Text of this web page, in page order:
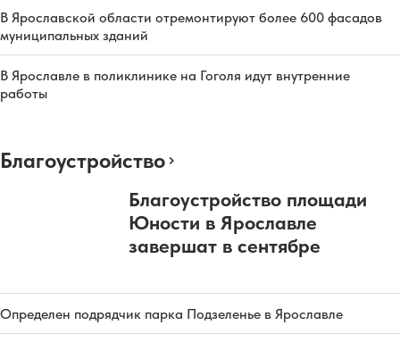
В Ярославской области отремонтируют более 600 фасадов
муниципальных зданий
В Ярославле в поликлинике на Гоголя идут внутренние
работы
Благоустройство
Благоустройство площади
Юности в Ярославле
завершат в сентябре
Определен подрядчик парка Подзеленье в Ярославле